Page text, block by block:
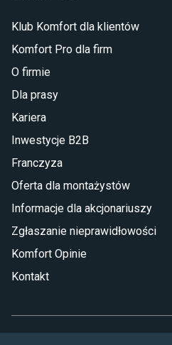
Klub Komfort dla klientów
Komfort Pro dla firm
O firmie
Dla prasy
Kariera
Inwestycje B2B
Franczyza
Oferta dla montażystów
Informacje dla akcjonariuszy
Zgłaszanie nieprawidłowości
Komfort Opinie
Kontakt